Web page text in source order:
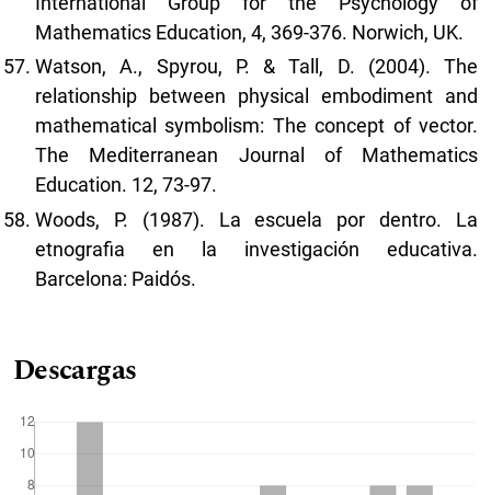
Mathematics Education, 4, 369-376. Norwich, UK.
Watson, A., Spyrou, P. & Tall, D. (2004). The
relationship between physical embodiment and
mathematical symbolism: The concept of vector.
The Mediterranean Journal of Mathematics
Education. 12, 73-97.
Woods, P. (1987). La escuela por dentro. La
etnografia en la investigación educativa.
Barcelona: Paidós.
Descargas